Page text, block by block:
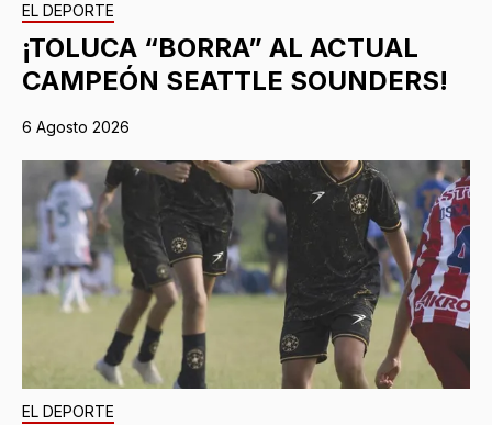
EL DEPORTE
¡TOLUCA “BORRA” AL ACTUAL
CAMPEÓN SEATTLE SOUNDERS!
6 Agosto 2026
EL DEPORTE